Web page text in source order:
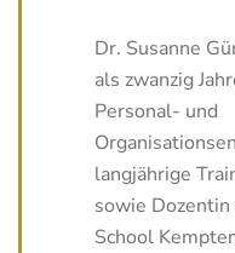
Dr. Susanne
als zwanzig
Personal- und
langjährige
sowie Dozentin
School